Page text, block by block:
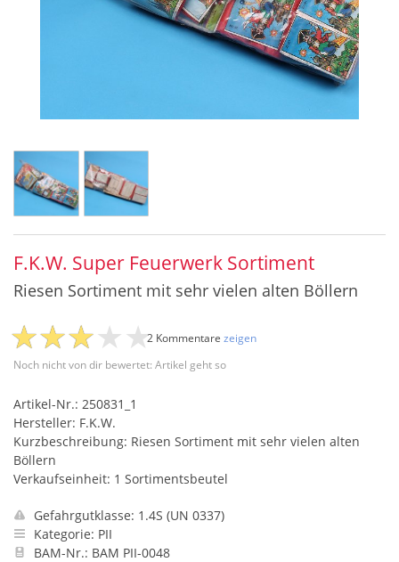
F.K.W. Super Feuerwerk Sortiment
Riesen Sortiment mit sehr vielen alten Böllern
Noch nicht von dir bewertet: Artikel geht so
2 Kommentare zeigen
Artikel-Nr.: 250831_1
Hersteller: F.K.W.
Kurzbeschreibung: Riesen Sortiment mit sehr vielen alten
Böllern
Verkaufseinheit: 1 Sortimentsbeutel
Gefahrgutklasse: 1.4S (UN 0337)
Kategorie: PII
BAM-Nr.: BAM PII-0048